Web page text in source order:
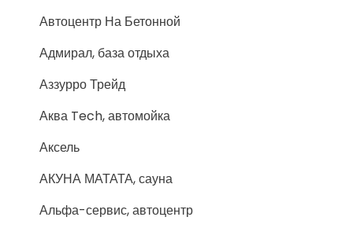
Автоцентр На Бетонной
Адмирал, база отдыха
Аззурро Трейд
Аква Tech, автомойка
Аксель
АКУНА МАТАТА, сауна
Альфа-сервис, автоцентр